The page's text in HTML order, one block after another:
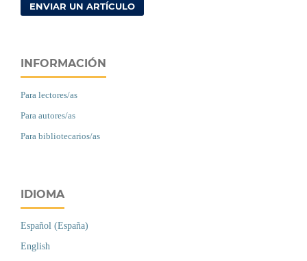
ENVIAR UN ARTÍCULO
INFORMACIÓN
Para lectores/as
Para autores/as
Para bibliotecarios/as
IDIOMA
Español (España)
English